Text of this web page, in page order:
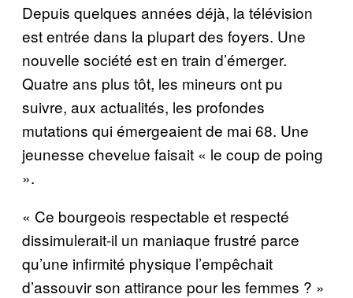
Depuis quelques années déjà, la télévision
est entrée dans la plupart des foyers. Une
nouvelle société est en train d’émerger.
Quatre ans plus tôt, les mineurs ont pu
suivre, aux actualités, les profondes
mutations qui émergeaient de mai 68. Une
jeunesse chevelue faisait « le coup de poing
».
« Ce bourgeois respectable et respecté
dissimulerait-il un maniaque frustré parce
qu’une infirmité physique l’empêchait
d’assouvir son attirance pour les femmes ? »